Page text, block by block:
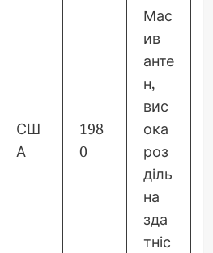
СШ
А
198
0
Мас
ив
анте
н,
вис
ока
роз
діль
на
зда
тніс